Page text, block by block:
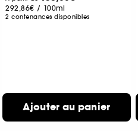
292,86€ / 100ml
2 contenances disponibles
Ajouter au panier